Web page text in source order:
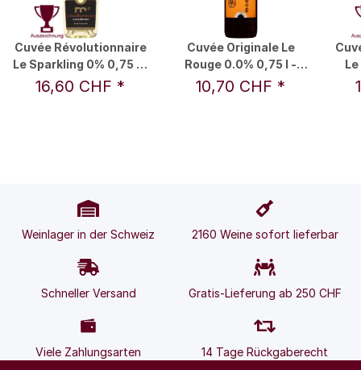
Cuvée Révolutionnaire
Le Sparkling 0% 0,75 l -
Moderato
16,60 CHF *
Cuvée Originale Le
Rouge 0.0% 0,75 l -
Moderato
10,70 CHF *
Weinlager in der Schweiz 2160 Weine sofort lieferbar
Schneller Versand Gratis-Lieferung ab 250 CHF
Viele Zahlungsarten 14 Tage Rückgaberecht